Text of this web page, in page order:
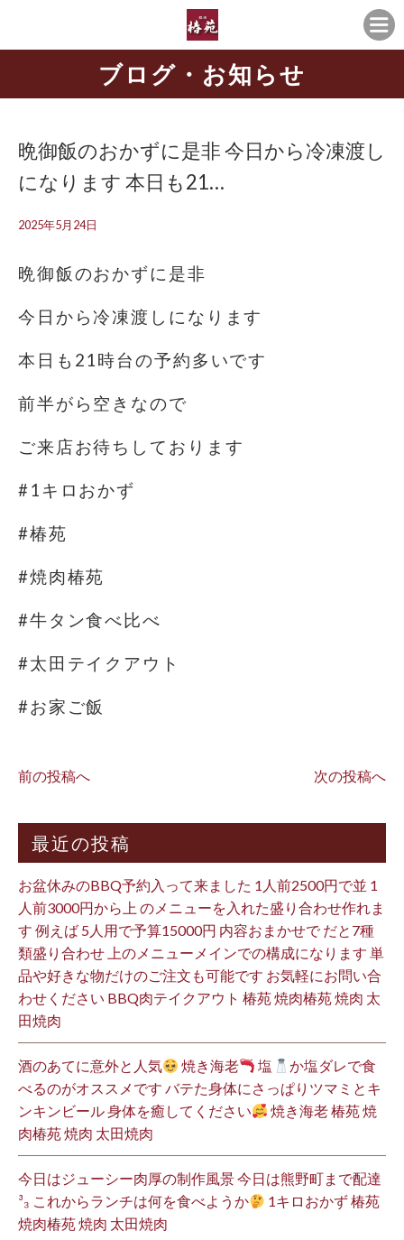
ブログ・お知らせ
晩御飯のおかずに是非 今日から冷凍渡し
になります 本日も21…
2025年5月24日
晩御飯のおかずに是非
今日から冷凍渡しになります
本日も21時台の予約多いです
前半がら空きなので
ご来店お待ちしております
#1キロおかず
#椿苑
#焼肉椿苑
#牛タン食べ比べ
#太田テイクアウト
#お家ご飯
前の投稿へ 次の投稿へ
最近の投稿
お盆休みのBBQ予約入って来ました 1人前2500円で並 1
人前3000円から上 のメニューを入れた盛り合わせ作れま
す 例えば 5人用で予算15000円 内容おまかせで だと7種
類盛り合わせ 上のメニューメインでの構成になります 単
品や好きな物だけのご注文も可能です お気軽にお問い合
わせください BBQ肉テイクアウト 椿苑 焼肉椿苑 焼肉 太
田焼肉
酒のあてに意外と人気 焼き海老 塩
か塩ダレで食
べるのがオススメです バテた身体にさっぱりツマミとキ
ンキンビール 身体を癒してください
焼き海老 椿苑 焼
肉椿苑 焼肉 太田焼肉
今日はジューシー肉厚の制作風景 今日は熊野町まで配達
³₃ これからランチは何を食べようか
1キロおかず 椿苑
焼肉椿苑 焼肉 太田焼肉